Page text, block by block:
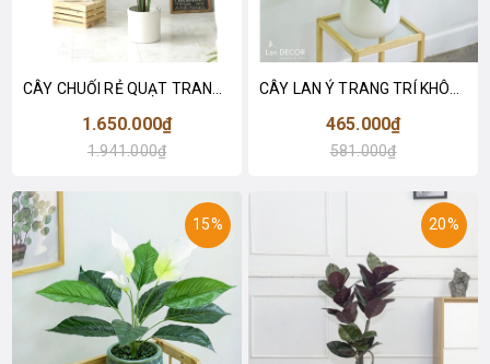
1.650.000₫
1.941.000₫
465.000₫
581.000₫
15% 20%